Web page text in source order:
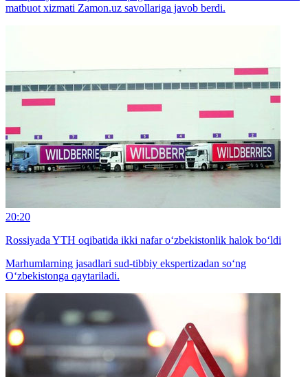
matbuot xizmati Zamon.uz savollariga javob berdi.
20:20
Rossiyada YTH oqibatida ikki nafar o‘zbekistonlik halok bo‘ldi
Marhumlarning jasadlari sud-tibbiy ekspertizadan so‘ng
O‘zbekistonga qaytariladi.